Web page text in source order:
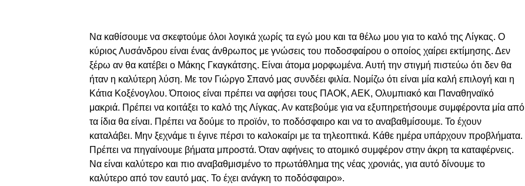
Να καθίσουμε να σκεφτούμε όλοι λογικά χωρίς τα εγώ μου και τα θέλω μου για το καλό της Λίγκας. Ο
κύριος Λυσάνδρου είναι ένας άνθρωπος με γνώσεις του ποδοσφαίρου ο οποίος χαίρει εκτίμησης. Δεν
ξέρω αν θα κατέβει ο Μάκης Γκαγκάτσης. Είναι άτομα μορφωμένα. Αυτή την στιγμή πιστεύω ότι δεν θα
ήταν η καλύτερη λύση. Με τον Γιώργο Σπανό μας συνδέει φιλία. Νομίζω ότι είναι μία καλή επιλογή και η
Κάτια Κοξένογλου. Όποιος είναι πρέπει να αφήσει τους ΠΑΟΚ, ΑΕΚ, Ολυμπιακό και Παναθηναϊκό
μακριά. Πρέπει να κοιτάξει το καλό της Λίγκας. Αν κατεβούμε για να εξυπηρετήσουμε συμφέροντα μία από
τα ίδια θα είναι. Πρέπει να δούμε το προϊόν, το ποδόσφαιρο και να το αναβαθμίσουμε. Το έχουν
καταλάβει. Μην ξεχνάμε τι έγινε πέρσι το καλοκαίρι με τα τηλεοπτικά. Κάθε ημέρα υπάρχουν προβλήματα.
Πρέπει να πηγαίνουμε βήματα μπροστά. Όταν αφήνεις το ατομικό συμφέρον στην άκρη τα καταφέρνεις.
Να είναι καλύτερο και πιο αναβαθμισμένο το πρωτάθλημα της νέας χρονιάς, για αυτό δίνουμε το
καλύτερο από τον εαυτό μας. Το έχει ανάγκη το ποδόσφαιρο».